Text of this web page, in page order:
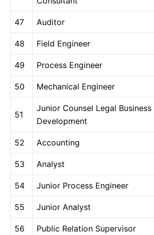
47 Auditor
48 Field Engineer
49 Process Engineer
50 Mechanical Engineer
51
Junior Counsel Legal Business
Development
52 Accounting
53 Analyst
54 Junior Process Engineer
55 Junior Analyst
56 Public Relation Supervisor